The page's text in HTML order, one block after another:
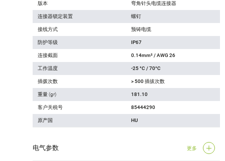
版本 弯角针头电缆连接器
连接器锁定装置 螺钉
接线方式 预铸电缆
防护等级 IP67
连接截面 0.14mm² / AWG 26
工作温度 -25 °C / 70°C
插拨次数 > 500 插拔次数
重量 (gr) 181.10
客户关税号 85444290
原产国 HU
电气参数 更多